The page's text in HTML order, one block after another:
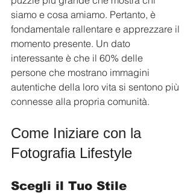
siamo e cosa amiamo. Pertanto, è
fondamentale rallentare e apprezzare il
momento presente. Un dato
interessante è che il 60% delle
persone che mostrano immagini
autentiche della loro vita si sentono più
connesse alla propria comunità.
Come Iniziare con la
Fotografia Lifestyle
Scegli il Tuo Stile